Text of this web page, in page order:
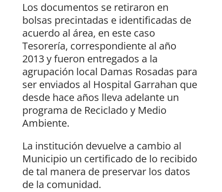
Los documentos se retiraron en
bolsas precintadas e identificadas de
acuerdo al área, en este caso
Tesorería, correspondiente al año
2013 y fueron entregados a la
agrupación local Damas Rosadas para
ser enviados al Hospital Garrahan que
desde hace años lleva adelante un
programa de Reciclado y Medio
Ambiente.
La institución devuelve a cambio al
Municipio un certificado de lo recibido
de tal manera de preservar los datos
de la comunidad.